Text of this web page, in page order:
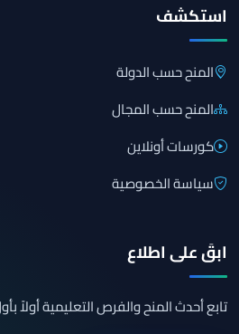
استكشف
المنح حسب الدولة
المنح حسب المجال
كورسات أونلاين
سياسة الخصوصية
ابقَ على اطلاع
تابع أحدث المنح والفرص التعليمية أولاً